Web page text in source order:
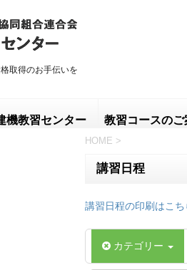
取得のお手伝いを
機教習センター 教習コースのご
HOME >
講習日程
講習日程の印刷はこ
カテゴリー